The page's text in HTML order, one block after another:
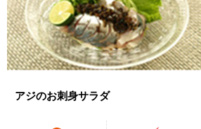
アジのお刺身サラダ